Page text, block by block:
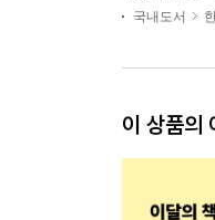
국내도서
이 상품의